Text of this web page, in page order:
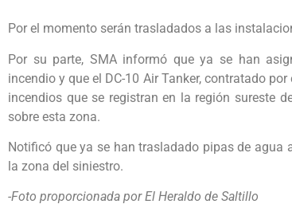
Por el momento serán trasladados a las
Por su parte, SMA informó que ya se han
incendio y que el DC-10 Air Tanker, contratado
incendios que se registran en la región sureste
sobre esta zona.
Notificó que ya se han trasladado pipas de agua
la zona del siniestro.
-Foto proporcionada por El Heraldo de Saltillo